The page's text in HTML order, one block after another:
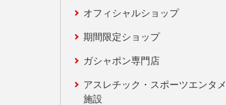
オフィシャルショップ
期間限定ショップ
ガシャポン専門店
アスレチック・スポーツエンタメ
施設